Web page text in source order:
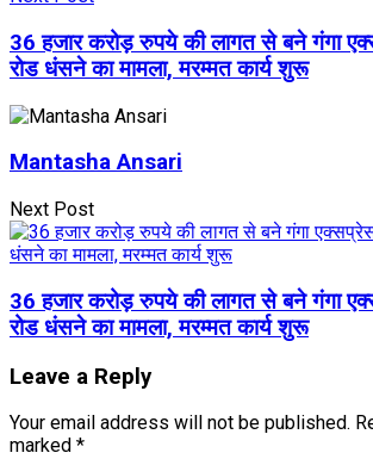
36 हजार करोड़ रुपये की लागत से बने गंगा
रोड धंसने का मामला, मरम्मत कार्य शुरू
Mantasha Ansari
Next Post
36 हजार करोड़ रुपये की लागत से बने गंगा
रोड धंसने का मामला, मरम्मत कार्य शुरू
Leave a Reply
Your email address will not be published.
marked *